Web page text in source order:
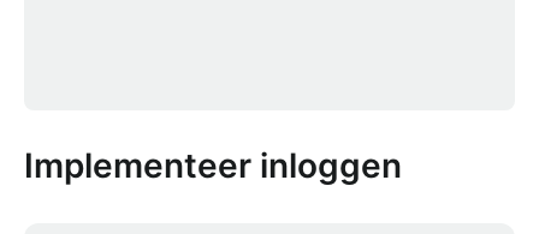
Implementeer inloggen